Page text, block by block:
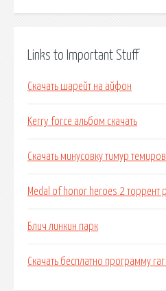
Links to Important Stuff
Скачать шарейт на айфон
Kerry force альбом скачать
Скачать минусовку тимур
Medal of honor heroes 2 торрент
Блич линкин парк
Скачать бесплатно программу